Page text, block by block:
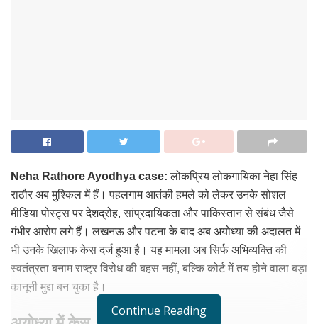
Neha Rathore Ayodhya case: लोकप्रिय लोकगायिका नेहा सिंह
राठौर अब मुश्किल में हैं। पहलगाम आतंकी हमले को लेकर उनके सोशल
मीडिया पोस्ट्स पर देशद्रोह, सांप्रदायिकता और पाकिस्तान से संबंध जैसे
गंभीर आरोप लगे हैं। लखनऊ और पटना के बाद अब अयोध्या की अदालत में
भी उनके खिलाफ केस दर्ज हुआ है। यह मामला अब सिर्फ अभिव्यक्ति की
स्वतंत्रता बनाम राष्ट्र विरोध की बहस नहीं, बल्कि कोर्ट में तय होने वाला बड़ा
कानूनी मुद्दा बन चुका है।
Continue Reading